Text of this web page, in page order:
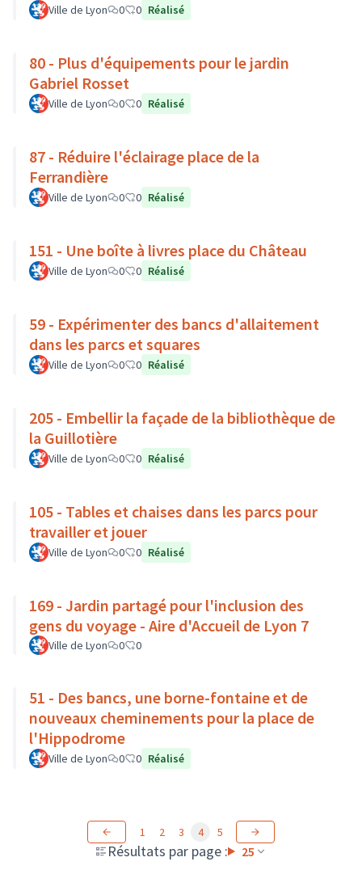
Ville de Lyon 0 0 Réalisé
80 - Plus d'équipements pour le jardin
Gabriel Rosset
Ville de Lyon 0 0 Réalisé
87 - Réduire l'éclairage place de la
Ferrandière
Ville de Lyon 0 0 Réalisé
151 - Une boîte à livres place du Château
Ville de Lyon 0 0 Réalisé
59 - Expérimenter des bancs d'allaitement
dans les parcs et squares
Ville de Lyon 0 0 Réalisé
205 - Embellir la façade de la bibliothèque de
la Guillotière
Ville de Lyon 0 0 Réalisé
105 - Tables et chaises dans les parcs pour
travailler et jouer
Ville de Lyon 0 0 Réalisé
169 - Jardin partagé pour l'inclusion des
gens du voyage - Aire d'Accueil de Lyon 7
Ville de Lyon 0 0
51 - Des bancs, une borne-fontaine et de
nouveaux cheminements pour la place de
l'Hippodrome
Ville de Lyon 0 0 Réalisé
Résultats par page : 25
1 2 3 4 5